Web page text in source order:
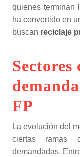
quienes terminan
ha convertido en
buscan reciclaje
FP
La evolución del
ciertas ramas
demandadas.